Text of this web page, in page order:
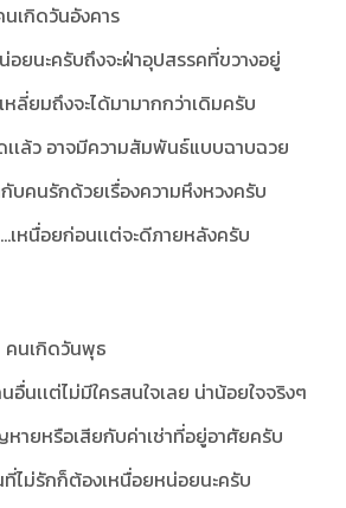
นเกิดวันอังคาร
อยนะครับถึงจะฝ่าอุปสรรคที่ขวางอยู่
หลี่ยมถึงจะได้มามากกว่าเดิมครับ
เล้ว อาจมีความสัมพันธ์แบบฉาบฉวย
คนรักด้วยเรื่องความหึงหวงครับ
เหนื่อยก่อนเเต่จะดีภายหลังครับ
คนเกิดวันพุธ
นเเต่ไม่มีใครสนใจเลย น่าน้อยใจจริงๆ
หายหรือเสียกับค่าเช่าที่อยู่อาศัยครับ
ไม่รักก็ต้องเหนื่อยหน่อยนะครับ